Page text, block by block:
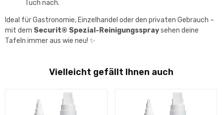
Tuch nach.
Ideal für Gastronomie, Einzelhandel oder den privaten Gebrauch –
mit dem Securit® Spezial-Reinigungsspraysehen deine
Tafeln immer aus wie neu! ✨
Vielleicht gefällt Ihnen auch